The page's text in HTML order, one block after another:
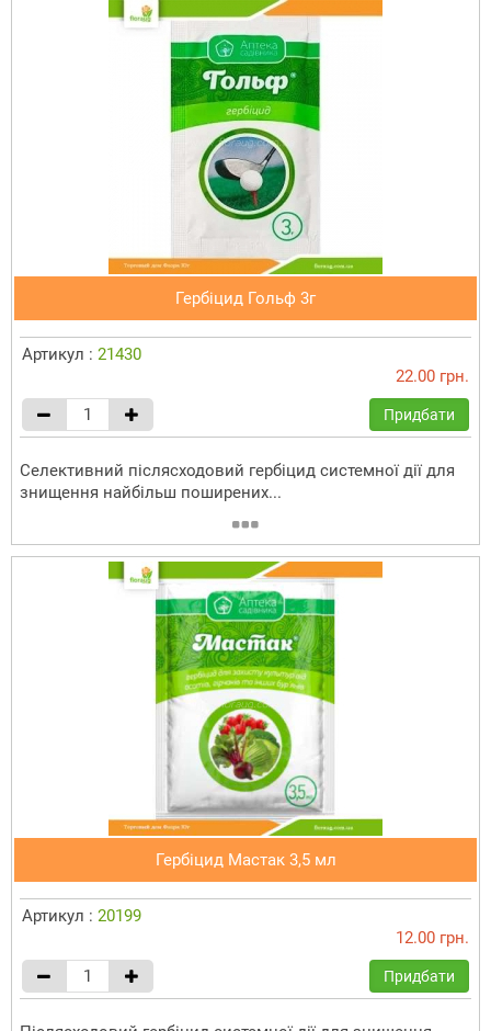
Гербіцид Гольф 3г
Артикул : 21430
22.00 грн.
Придбати
Селективний післясходовий гербіцид системної дії для
знищення найбільш поширених...
Гербіцид Мастак 3,5 мл
Артикул : 20199
12.00 грн.
Придбати